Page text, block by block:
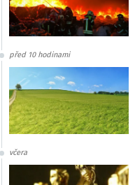
před 10 hodinami
včera